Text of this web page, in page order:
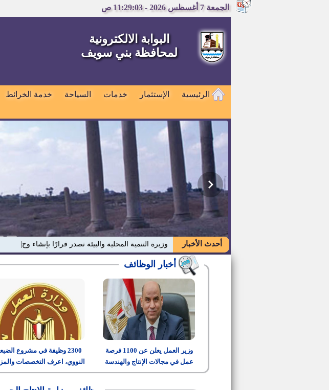
الجمعة 7 أغسطس 2026 - 11:29:04 ص
البوابة الالكترونية
لمحافظة بني سويف
الرئيسية الإستثمار خدمات السياحة خدمة الخرائط
أحدث الأخبار وزيرة التنمية المحلية والبيئة تصدر قرارًا بإنشاء وحدة
وزير العمل يعلن عن 1100 فرصة
عمل في مجالات الإنتاج والهندسة
والتشغيل
2300 وظيفة في مشروع
النووي، اعرف التخصصات
وطريقة التقديم